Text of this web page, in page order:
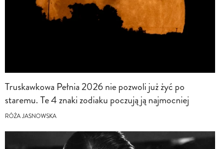
Truskawkowa Pełnia 2026 nie pozwoli już żyć po
staremu. Te 4 znaki zodiaku poczują ją najmocniej
RÓŻA JASNOWSKA